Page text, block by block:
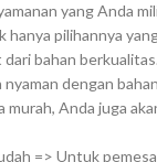
yang Anda
hanya pilihannya
bahan
dengan
murah, Anda juga
=> Untuk